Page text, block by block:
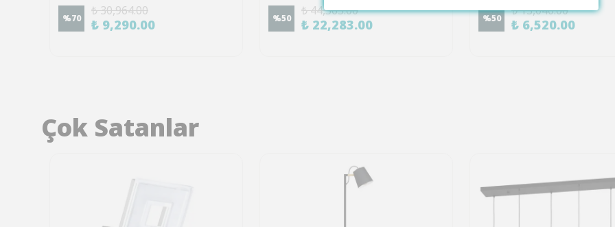
%70
₺ 30,964.00
₺ 9,290.00 %50
₺ 44,565.00
₺ 22,283.00 %50
₺ 13,040.00
₺ 6,520.00
Çok Satanlar